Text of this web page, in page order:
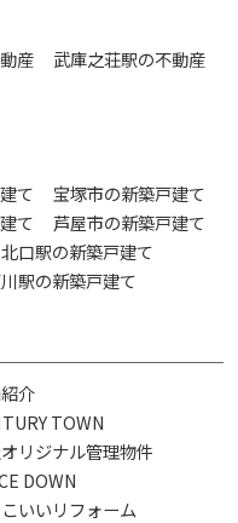
産
武庫之荘駅の不動産
て
宝塚市の新築戸建て
て
芦屋市の新築戸建て
口駅の新築戸建て
駅の新築戸建て
介
TOWN
リジナル管理物件
DOWN
いいリフォーム